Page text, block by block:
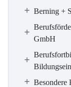
Berning +
GmbH
Besondere